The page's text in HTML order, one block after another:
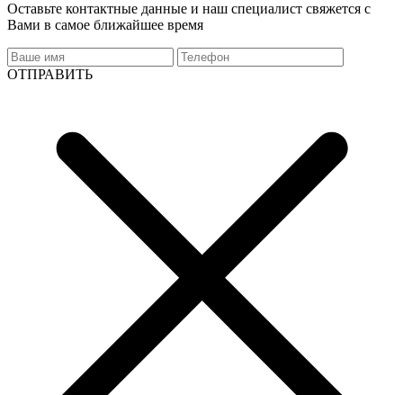
Оставьте контактные данные и наш специалист свяжется с
Вами в самое ближайшее время
ОТПРАВИТЬ